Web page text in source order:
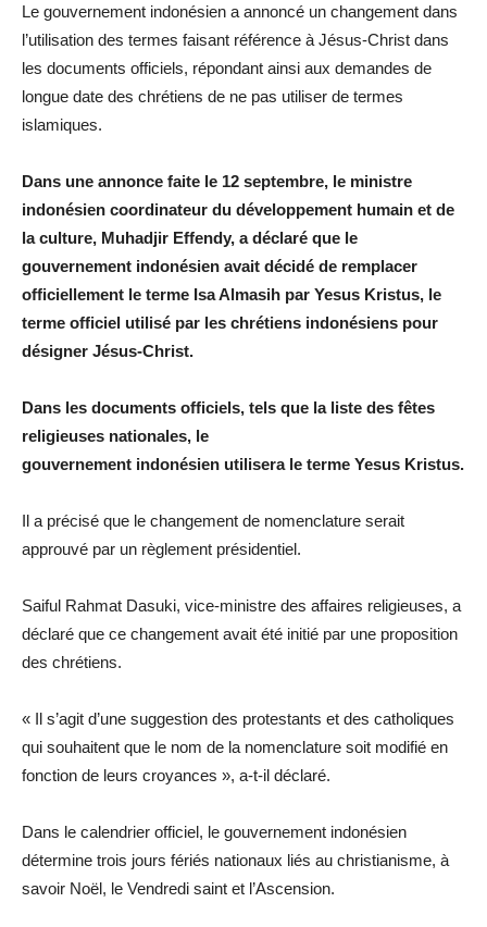
Le gouvernement indonésien a annoncé un changement dans
l’utilisation des termes faisant référence à Jésus-Christ dans
les documents officiels, répondant ainsi aux demandes de
longue date des chrétiens de ne pas utiliser de termes
islamiques.
Dans une annonce faite le 12 septembre, le ministre
indonésien coordinateur du développement humain et de
la culture, Muhadjir Effendy, a déclaré que le
gouvernement indonésien avait décidé de remplacer
officiellement le terme Isa Almasih par Yesus Kristus, le
terme officiel utilisé par les chrétiens indonésiens pour
désigner Jésus-Christ.
Dans les documents officiels, tels que la liste des fêtes
religieuses nationales, le
gouvernement indonésien utilisera le terme Yesus Kristus.
Il a précisé que le changement de nomenclature serait
approuvé par un règlement présidentiel.
Saiful Rahmat Dasuki, vice-ministre des affaires religieuses, a
déclaré que ce changement avait été initié par une proposition
des chrétiens.
« Il s’agit d’une suggestion des protestants et des catholiques
qui souhaitent que le nom de la nomenclature soit modifié en
fonction de leurs croyances », a-t-il déclaré.
Dans le calendrier officiel, le gouvernement indonésien
détermine trois jours fériés nationaux liés au christianisme, à
savoir Noël, le Vendredi saint et l’Ascension.